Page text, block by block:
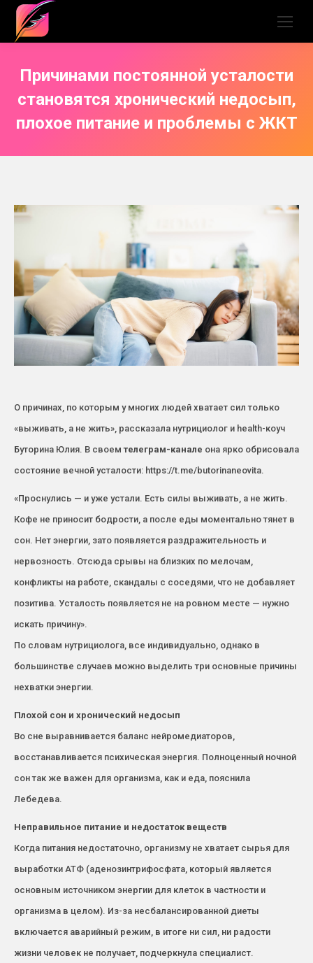
Причинами постоянной усталости
становятся хронический недосып,
плохое питание и проблемы с ЖКТ
О причинах, по которым у многих людей хватает сил только
«выживать, а не жить», рассказала нутрициолог и health-коуч
Буторина Юлия. В своемтелеграм-канале она ярко обрисовала
состояние вечной усталости: https://t.me/butorinaneovita.
«Проснулись — и уже устали. Есть силы выживать, а не жить.
Кофе не приносит бодрости, а после еды моментально тянет в
сон. Нет энергии, зато появляется раздражительность и
нервозность. Отсюда срывы на близких по мелочам,
конфликты на работе, скандалы с соседями, что не добавляет
позитива. Усталость появляется не на ровном месте — нужно
искать причину».
По словам нутрициолога, все индивидуально, однако в
большинстве случаев можно выделить три основные причины
нехватки энергии.
Плохой сон и хронический недосып
Во сне выравнивается баланс нейромедиаторов,
восстанавливается психическая энергия. Полноценный ночной
сон так же важен для организма, как и еда, пояснила
Лебедева.
Неправильное питание и недостаток веществ
Когда питания недостаточно, организму не хватает сырья для
выработки АТФ (аденозинтрифосфата, который является
основным источником энергии для клеток в частности и
организма в целом). Из-за несбалансированной диеты
включается аварийный режим, в итоге ни сил, ни радости
жизни человек не получает, подчеркнула специалист.